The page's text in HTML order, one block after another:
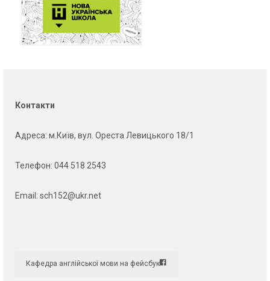
Контакти
Адреса: м.Київ, вул. Ореста Левицького 18/1
Телефон: 044 518 2543
Email: sch152@ukr.net
Кафедра англійської мови на фейсбук